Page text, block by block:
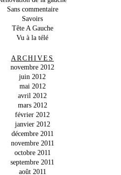
Sans commentaire
Savoirs
Tête A Gauche
Vu à la télé
ARCHIVES
novembre 2012
juin 2012
mai 2012
avril 2012
mars 2012
février 2012
janvier 2012
décembre 2011
novembre 2011
octobre 2011
septembre 2011
août 2011